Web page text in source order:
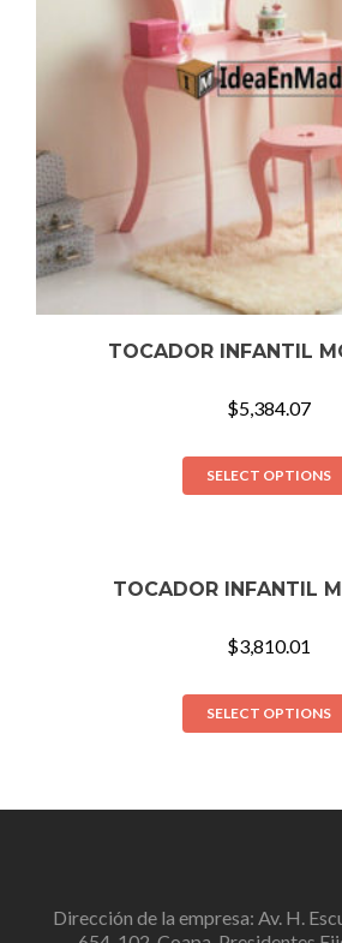
TOCADOR INFANTIL
$5,384.07
SELECT OPTIONS
TOCADOR INFANTIL
$3,810.01
SELECT OPTIONS
Dirección de la empresa: Av. H.